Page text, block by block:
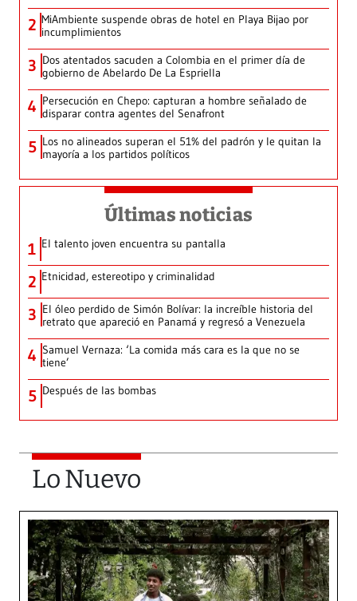
2 MiAmbiente suspende obras de hotel en Playa Bijao por
incumplimientos
3 Dos atentados sacuden a Colombia en el primer día de
gobierno de Abelardo De La Espriella
4 Persecución en Chepo: capturan a hombre señalado de
disparar contra agentes del Senafront
5 Los no alineados superan el 51% del padrón y le quitan la
mayoría a los partidos políticos
Últimas noticias
1 El talento joven encuentra su pantalla​
2 Etnicidad, estereotipo y criminalidad
3 El óleo perdido de Simón Bolívar: la increíble historia del
retrato que apareció en Panamá y regresó a Venezuela
4 Samuel Vernaza: ‘La comida más cara es la que no se
tiene’
5 Después de las bombas
Lo Nuevo